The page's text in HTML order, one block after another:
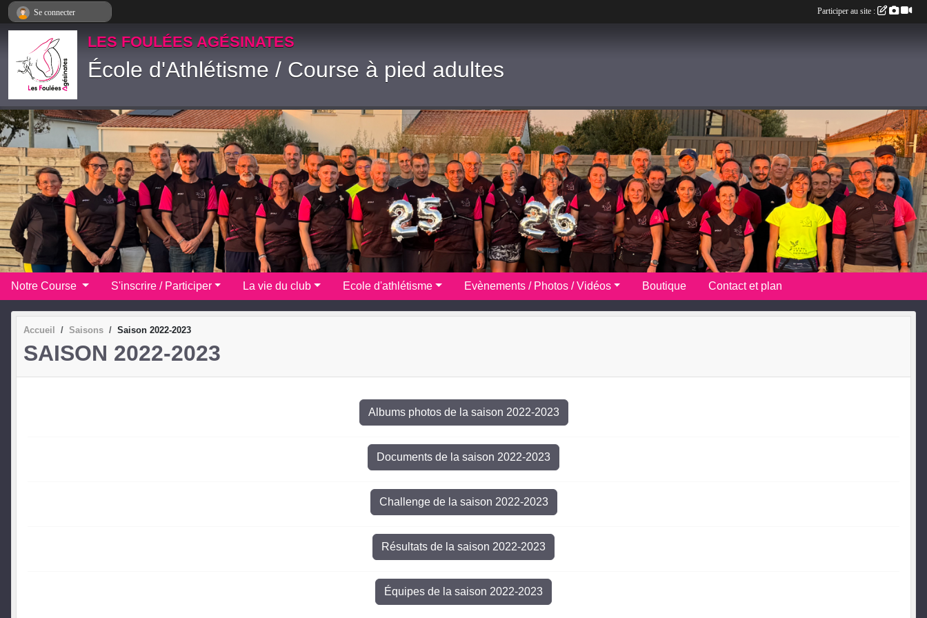
LES FOULÉES AGÉSINATES
École d'Athlétisme / Course à pied adultes
Notre Course S'inscrire / Participer La vie du club Ecole d'athlétisme Evènements / Photos / Vidéos Boutique Contact et plan
Accueil Saisons Saison 2022-2023
SAISON 2022-2023
Albums photos de la saison 2022-2023
Documents de la saison 2022-2023
Challenge de la saison 2022-2023
Résultats de la saison 2022-2023
Équipes de la saison 2022-2023
Se connecter Participer au site :
Panneau de gestion des cookies